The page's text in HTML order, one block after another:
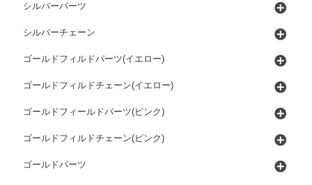
シルバーパーツ
シルバーチェーン
ゴールドフィルドパーツ(イエロー)
ゴールドフィルドチェーン(イエロー)
ゴールドフィールドパーツ(ピンク)
ゴールドフィルドチェーン(ピンク)
ゴールドパーツ